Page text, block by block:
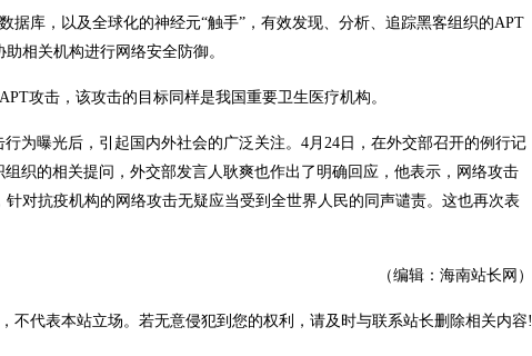
据库，以及全球化的神经元“触手”，有效发现、分析、追踪黑客组织的APT
相关机构进行网络安全防御。
攻击，该攻击的目标同样是我国重要卫生医疗机构。
为曝光后，引起国内外社会的广泛关注。4月24日，在外交部召开的例行记
织的相关提问，外交部发言人耿爽也作出了明确回应，他表示，网络攻击
对抗疫机构的网络攻击无疑应当受到全世界人民的同声谴责。这也再次表
（编辑：海南站长网）
不代表本站立场。若无意侵犯到您的权利，请及时与联系站长删除相关内容!